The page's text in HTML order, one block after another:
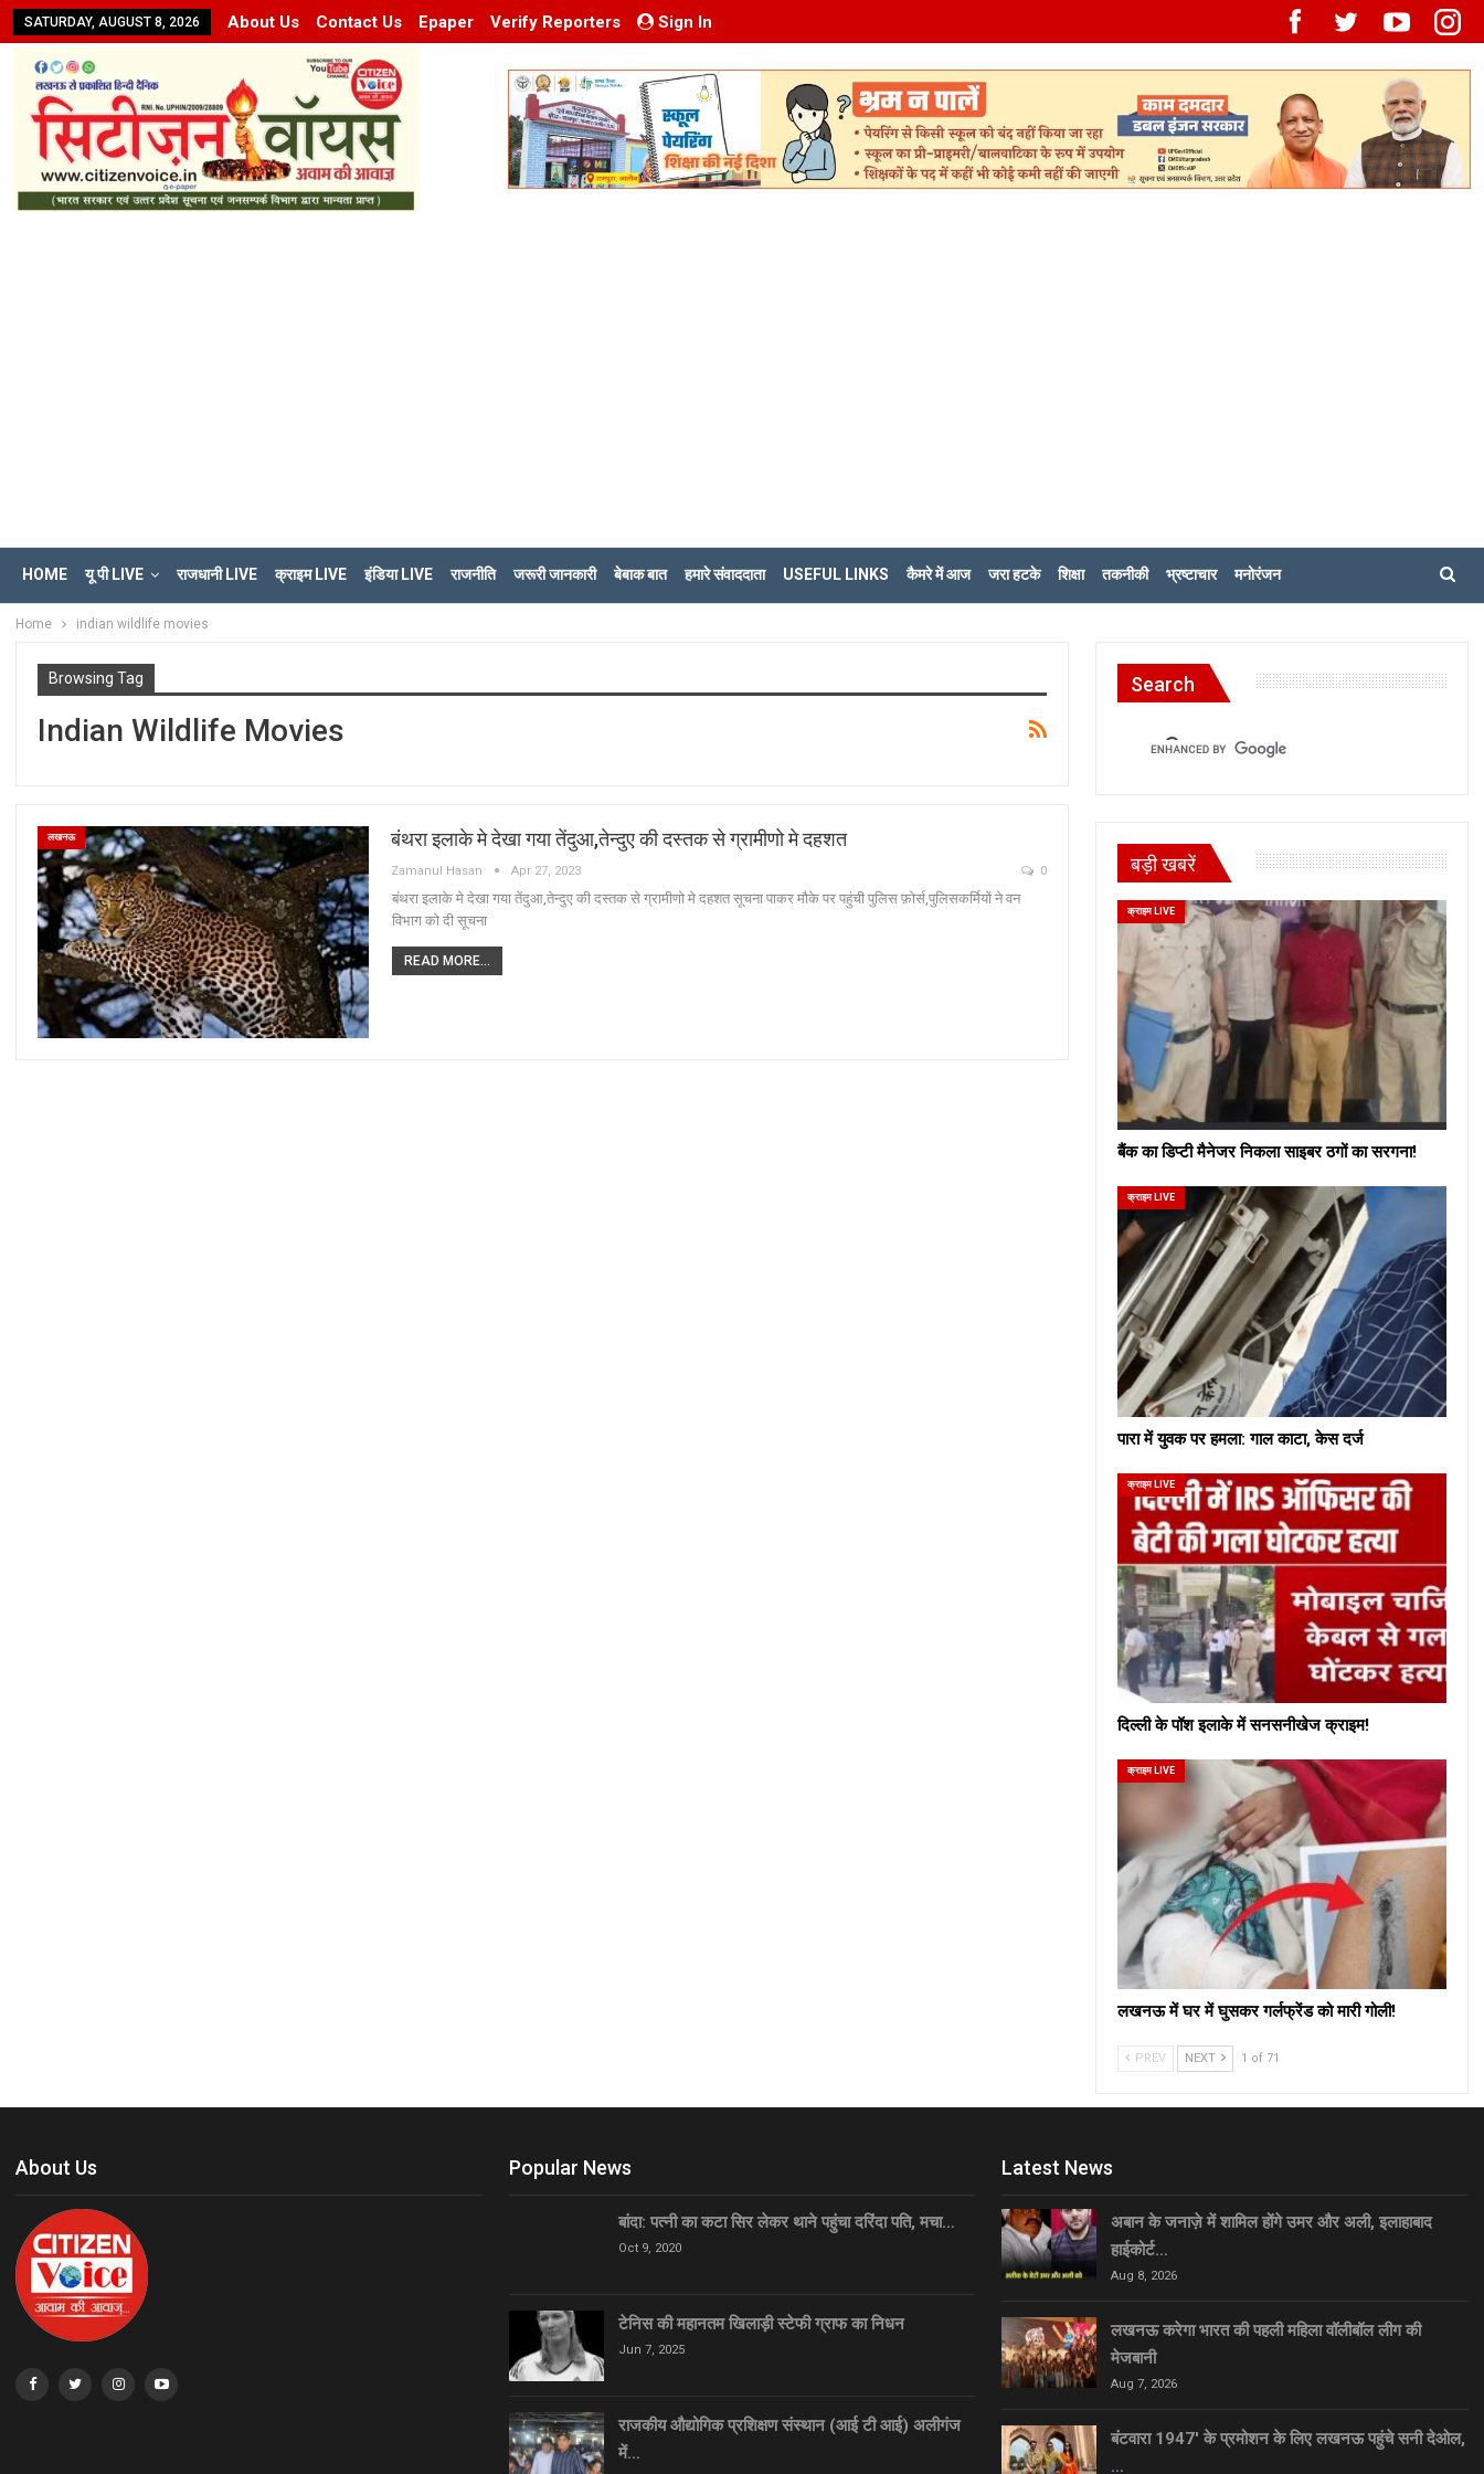
SATURDAY, AUGUST 8, 2026 About Us Contact Us Epaper Verify Reporters Sign In
HOME यू पी LIVE राजधानी LIVE क्राइम LIVE इंडिया LIVE राजनीति जरूरी जानकारी बेबाक बात हमारे संवाददाता USEFUL LINKS कैमरे में आज जरा हटके शिक्षा तकनीकी भ्रष्टाचार मनोरंजन
Home indian wildlife movies
Browsing Tag
Indian Wildlife Movies
लखनऊ बंथरा इलाके मे देखा गया तेंदुआ,तेन्दुए की दस्तक से ग्रामीणो मे दहशत
Zamanul Hasan Apr 27, 2023 0
बंथरा इलाके मे देखा गया तेंदुआ,तेन्दुए की दस्तक से ग्रामीणो मे दहशत सूचना पाकर मौके पर पहुंची पुलिस फ़ोर्स,पुलिसकर्मियों ने वन
विभाग को दी सूचना
READ MORE...
Search
बड़ी खबरें
क्राइम LIVE
बैंक का डिप्टी मैनेजर निकला साइबर ठगों का सरगना!
क्राइम LIVE
पारा में युवक पर हमला: गाल काटा, केस दर्ज
क्राइम LIVE
दिल्ली के पॉश इलाके में सनसनीखेज क्राइम!
क्राइम LIVE
लखनऊ में घर में घुसकर गर्लफ्रेंड को मारी गोली!
PREV NEXT 1 of 71
About Us Popular News
बांदा: पत्नी का कटा सिर लेकर थाने पहुंचा दरिंदा पति, मचा…
Oct 9, 2020
टेनिस की महानतम खिलाड़ी स्टेफी ग्राफ का निधन
Jun 7, 2025
राजकीय औद्योगिक प्रशिक्षण संस्थान (आई टी आई) अलीगंज
में…
Latest News
अबान के जनाज़े में शामिल होंगे उमर और अली, इलाहाबाद
हाईकोर्ट…
Aug 8, 2026
लखनऊ करेगा भारत की पहली महिला वॉलीबॉल लीग की
मेजबानी
Aug 7, 2026
बंटवारा 1947′ के प्रमोशन के लिए लखनऊ पहुंचे सनी देओल,
…